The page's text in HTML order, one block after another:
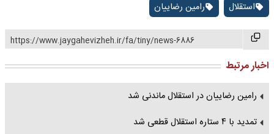
استقلال رامین رضاییان
https://www.jaygahevizheh.ir/fa/tiny/news-6886
اخبار مرتبط
رامین رضاییان در استقلال ماندنی شد
تمدید با ۴ ستاره استقلال قطعی شد